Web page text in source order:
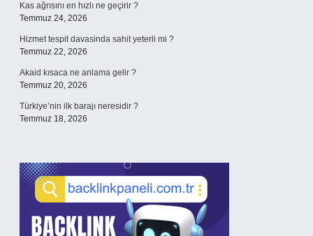
Kas ağrısını en hızlı ne geçirir ?
Temmuz 24, 2026
Hizmet tespit davasinda sahit yeterli mi ?
Temmuz 22, 2026
Akaid kısaca ne anlama gelir ?
Temmuz 20, 2026
Türkiye’nin ilk barajı neresidir ?
Temmuz 18, 2026